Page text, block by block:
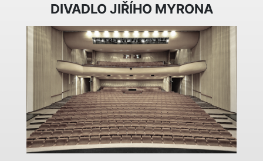
DIVADLO JIŘÍHO MYRONA